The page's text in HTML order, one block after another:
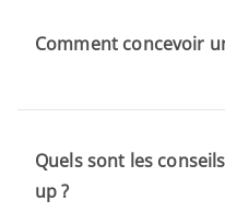
Comment concevoir
Quels sont les
up ?